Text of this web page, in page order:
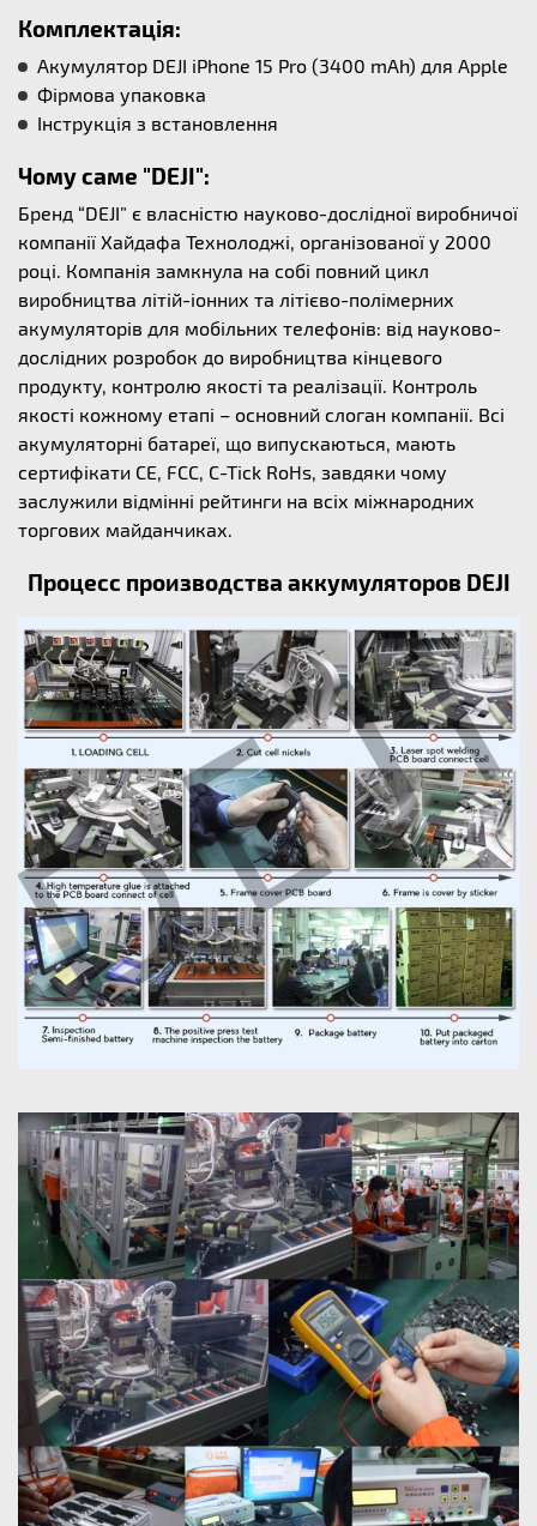
Комплектація:
Акумулятор DEJI iPhone 15 Pro (3400 mAh) для Apple
Фірмова упаковка
Інструкція з встановлення
Чому саме "DEJI":
Бренд “DEJI” є власністю науково-дослідної виробничої
компанії Хайдафа Технолоджі, організованої у 2000
році. Компанія замкнула на собі повний цикл
виробництва літій-іонних та літієво-полімерних
акумуляторів для мобільних телефонів: від науково-
дослідних розробок до виробництва кінцевого
продукту, контролю якості та реалізації. Контроль
якості кожному етапі – основний слоган компанії. Всі
акумуляторні батареї, що випускаються, мають
сертифікати CE, FCC, C-Tick RoHs, завдяки чому
заслужили відмінні рейтинги на всіх міжнародних
торгових майданчиках.
Процесс производства аккумуляторов DEJI